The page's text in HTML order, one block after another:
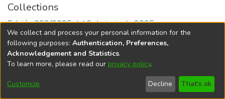
Collections
Edición 003/2025 del 9 de junio de 2025
Universidad Nacional de Córdoba
We collect and process your personal information for the
following purposes: Authentication, Preferences,
Acknowledgement and Statistics.
To learn more, please read our privacy policy.
Customize Decline That's ok